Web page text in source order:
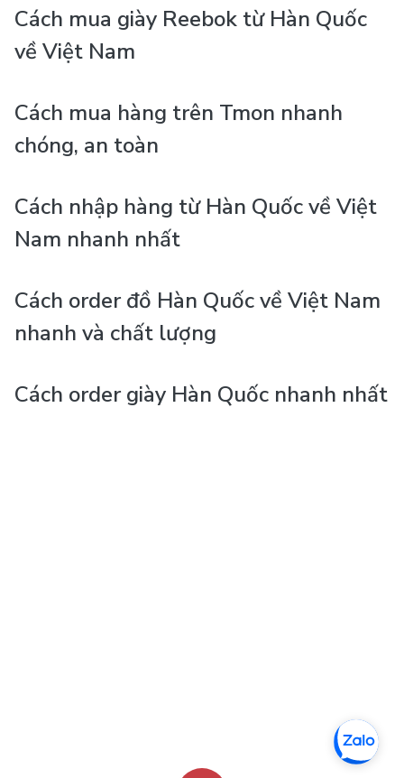
Cách mua giày Reebok từ Hàn Quốc
về Việt Nam
Cách mua hàng trên Tmon nhanh
chóng, an toàn
Cách nhập hàng từ Hàn Quốc về Việt
Nam nhanh nhất
Cách order đồ Hàn Quốc về Việt Nam
nhanh và chất lượng
Cách order giày Hàn Quốc nhanh nhất